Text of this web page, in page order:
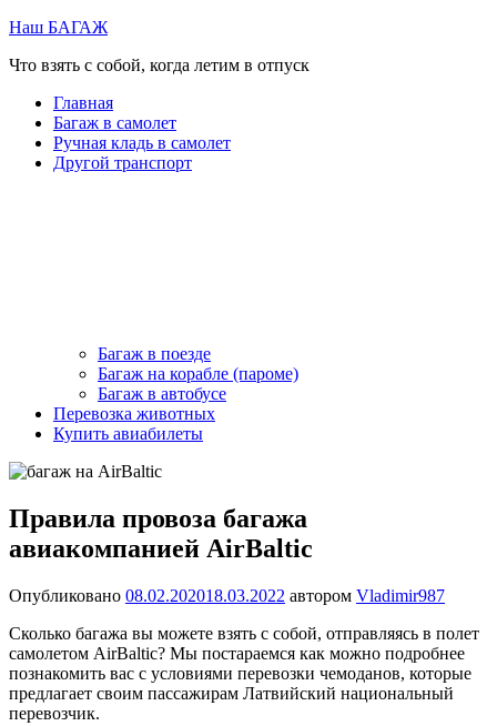
Перейти
содержимому
Наш БАГАЖ
Что взять с собой, когда летим в отпуск
Главная
Багаж в самолет
Ручная кладь в самолет
Другой транспорт
Багаж в поезде
Багаж на корабле (пароме)
Багаж в автобусе
Перевозка животных
Купить авиабилеты
Правила провоза багажа
авиакомпанией AirBaltic
Опубликовано 08.02.202018.03.2022 автором Vladimir987
Сколько багажа вы можете взять с собой, отправляясь в полет
самолетом AirBaltic? Мы постараемся как можно подробнее
познакомить вас с условиями перевозки чемоданов, которые
предлагает своим пассажирам Латвийский национальный
перевозчик.